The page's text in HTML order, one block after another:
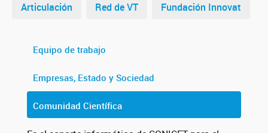
Articulación Red de VT Fundación Innovat
Equipo de trabajo
Empresas, Estado y Sociedad
Comunidad Científica